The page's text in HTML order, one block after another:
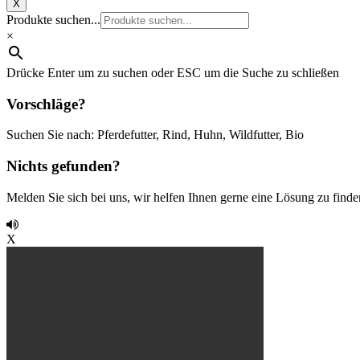
X
Produkte suchen...
×
Drücke Enter um zu suchen oder ESC um die Suche zu schließen
Vorschläge?
Suchen Sie nach: Pferdefutter, Rind, Huhn, Wildfutter, Bio
Nichts gefunden?
Melden Sie sich bei uns, wir helfen Ihnen gerne eine Lösung zu
X